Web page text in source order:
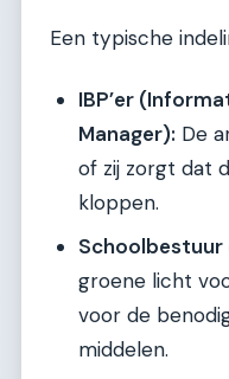
Een typische
IBP’er
Manager): De
of zij zorgt dat
kloppen.
groene licht
voor de
middelen.